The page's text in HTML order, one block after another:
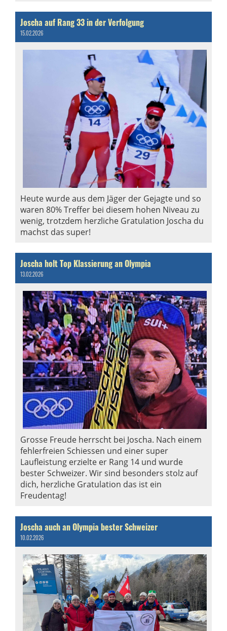
Joscha auf Rang 33 in der Verfolgung
15.02.2026
Heute wurde aus dem Jäger der Gejagte und so
waren 80% Treffer bei diesem hohen Niveau zu
wenig, trotzdem herzliche Gratulation Joscha du
machst das super!
Joscha holt Top Klassierung an Olympia
13.02.2026
Grosse Freude herrscht bei Joscha. Nach einem
fehlerfreien Schiessen und einer super
Laufleistung erzielte er Rang 14 und wurde
bester Schweizer. Wir sind besonders stolz auf
dich, herzliche Gratulation das ist ein
Freudentag!
Joscha auch an Olympia bester Schweizer
10.02.2026